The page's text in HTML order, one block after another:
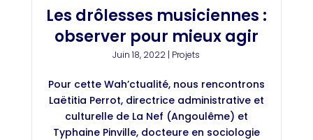
Les drôlesses musiciennes :
observer pour mieux agir
Juin 18, 2022 | Projets
Pour cette Wah’ctualité, nous rencontrons
Laëtitia Perrot, directrice administrative et
culturelle de La Nef (Angoulême) et
Typhaine Pinville, docteure en sociologie